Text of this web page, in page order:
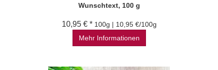
Wunschtext, 100 g
10,95 € * 100g | 10,95 €/100g
Mehr Informationen